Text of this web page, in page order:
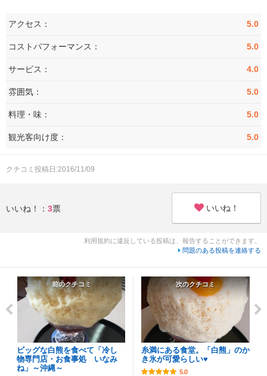
アクセス： 5.0
コストパフォーマンス： 5.0
サービス： 4.0
雰囲気： 5.0
料理・味： 5.0
観光客向け度： 5.0
クチコミ投稿日:2016/11/09
いいね！： 3票 いいね！
利用規約に違反している投稿は、報告することができます。
問題のある投稿を連絡する
前のクチコミ
ビッグな白熊を食べて「冷し
物専門店・お食事処 いなみ
ね」～沖縄～
次のクチコミ
糸満にある食堂。「白熊」のか
き氷が可愛らしい♥️
5.0